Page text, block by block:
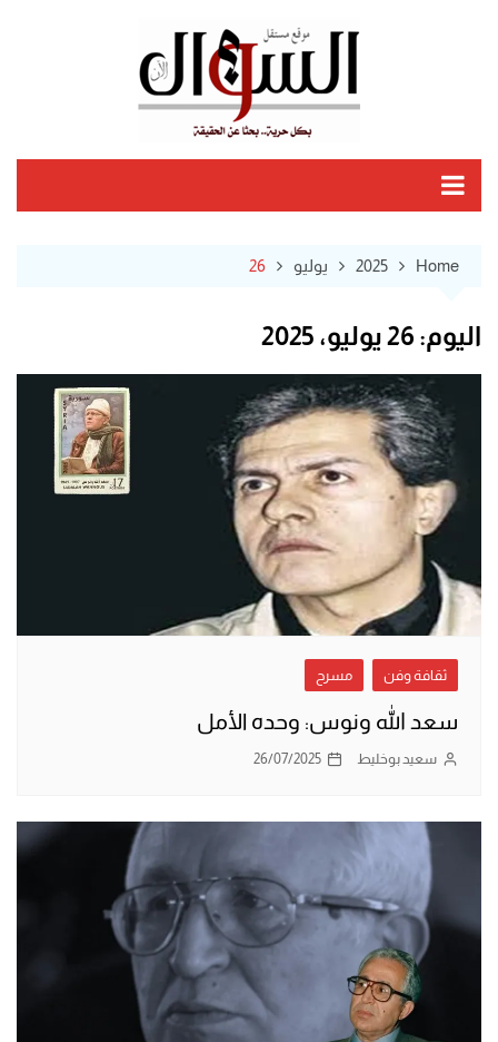
Home
2025 يوليو 26
اليوم: 26 يوليو، 2025
ثقافة وفن مسرح
سعد الله ونوس: وحده الأمل
سعيد بوخليط 26/07/2025